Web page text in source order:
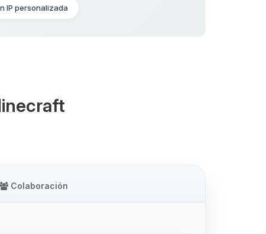
IP personalizada
Colaboración